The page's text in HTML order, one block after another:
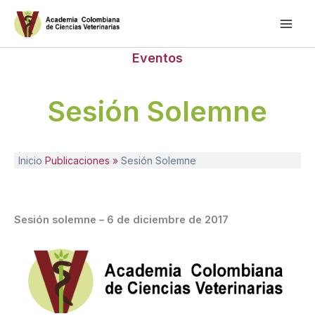
contenido
Eventos
Sesión Solemne
Inicio Publicaciones » Sesión Solemne
Sesión solemne – 6 de diciembre de 2017